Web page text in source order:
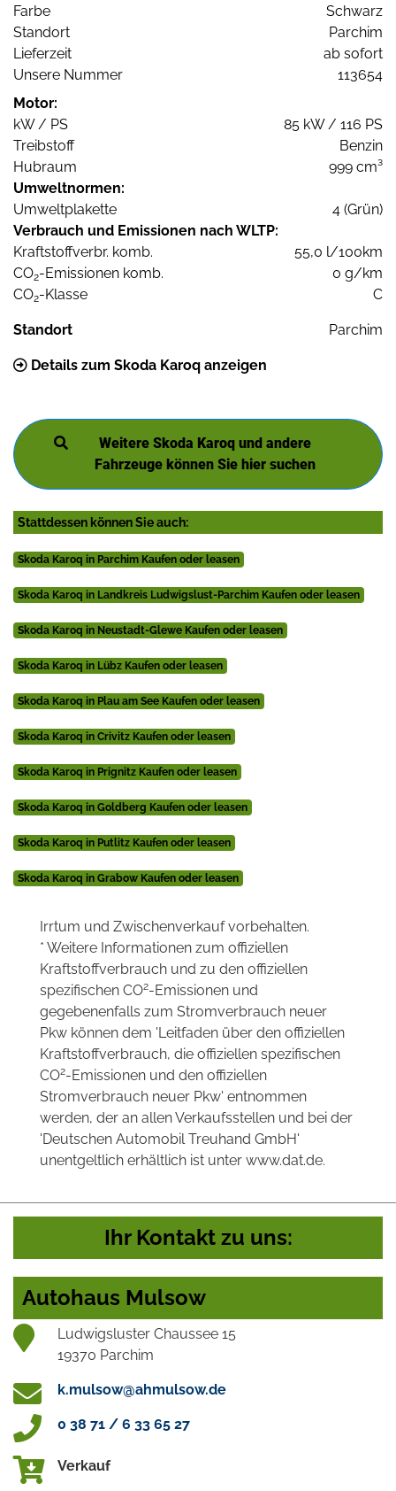
Farbe
Schwarz
Standort
Parchim
Lieferzeit
ab sofort
Unsere Nummer
113654
Motor:
kW / PS
85 kW / 116 PS
Treibstoff
Benzin
Hubraum
999 cm³
Umweltnormen:
Umweltplakette
4 (Grün)
Verbrauch und Emissionen nach WLTP:
Kraftstoffverbr. komb.
55,0 l/100km
CO2-Emissionen komb.
0 g/km
CO2-Klasse C
Standort Parchim
Details zum Skoda Karoq anzeigen
Weitere Skoda Karoq und andere
Fahrzeuge können Sie hier suchen
Stattdessen können Sie auch:
Skoda Karoq in Parchim Kaufen oder leasen
Skoda Karoq in Landkreis Ludwigslust-Parchim Kaufen oder leasen
Skoda Karoq in Neustadt-Glewe Kaufen oder leasen
Skoda Karoq in Lübz Kaufen oder leasen
Skoda Karoq in Plau am See Kaufen oder leasen
Skoda Karoq in Crivitz Kaufen oder leasen
Skoda Karoq in Prignitz Kaufen oder leasen
Skoda Karoq in Goldberg Kaufen oder leasen
Skoda Karoq in Putlitz Kaufen oder leasen
Skoda Karoq in Grabow Kaufen oder leasen
Irrtum und Zwischenverkauf vorbehalten.
* Weitere Informationen zum offiziellen
Kraftstoffverbrauch und zu den offiziellen
spezifischen CO2-Emissionen und
gegebenenfalls zum Stromverbrauch neuer
Pkw können dem 'Leitfaden über den offiziellen
Kraftstoffverbrauch, die offiziellen spezifischen
CO2-Emissionen und den offiziellen
Stromverbrauch neuer Pkw' entnommen
werden, der an allen Verkaufsstellen und bei der
'Deutschen Automobil Treuhand GmbH'
unentgeltlich erhältlich ist unter www.dat.de.
Ihr Kontakt zu uns:
Autohaus Mulsow
Ludwigsluster Chaussee 15
19370 Parchim
k.mulsow@ahmulsow.de
0 38 71 / 6 33 65 27
Verkauf